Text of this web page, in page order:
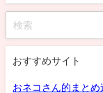
おすすめサイト
おネコさん的まと